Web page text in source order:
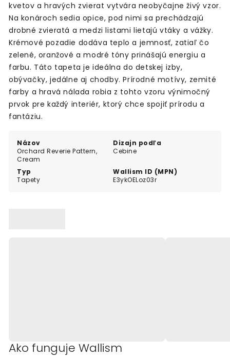
Názov
Orchard Reverie Pattern,
Cream
Dizajn podľa
Cebine
Typ
Tapety
Wallism ID (MPN)
E3ykOELoz03r
kvetov a hravých zvierat vytvára neobyčajne živý vzor.
Na konároch sedia opice, pod nimi sa prechádzajú
drobné zvieratá a medzi listami lietajú vtáky a vážky.
Krémové pozadie dodáva teplo a jemnosť, zatiaľ čo
zelené, oranžové a modré tóny prinášajú energiu a
farbu. Táto tapeta je ideálna do detskej izby,
obývačky, jedálne aj chodby. Prírodné motívy, zemité
farby a hravá nálada robia z tohto vzoru výnimočný
prvok pre každý interiér, ktorý chce spojiť prírodu a
fantáziu.
Ako funguje Wallism